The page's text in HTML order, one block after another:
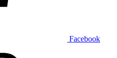
Facebook